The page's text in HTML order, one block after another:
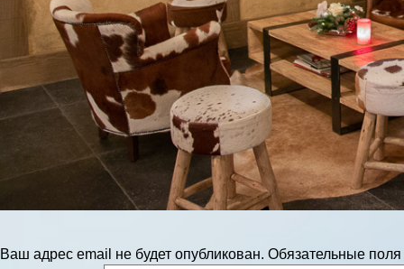
Ваш адрес email не будет опубликован. Обязательные